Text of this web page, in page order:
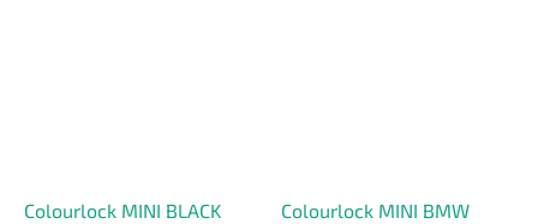
Colourlock MINI BLACK
Colourlock MINI BMW